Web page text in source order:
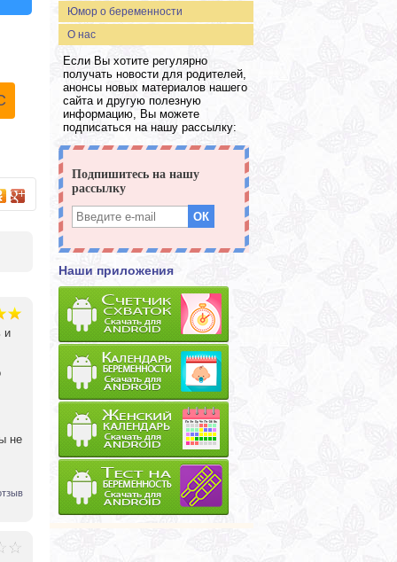
и
не
Юмор о беременности
О нас
Если Вы хотите регулярно
получать новости для родителей,
анонсы новых материалов нашего
сайта и другую полезную
информацию, Вы можете
подписаться на нашу рассылку:
Наши приложения